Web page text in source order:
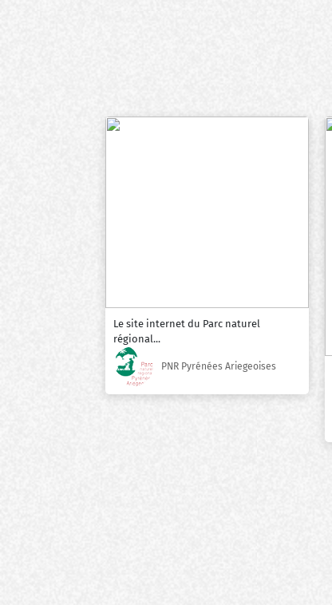
Le site internet du Parc naturel
régional...
PNR Pyrénées Ariegeoises